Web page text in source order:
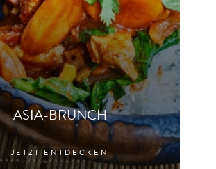
ASIA-BRUNCH
JETZT ENTDECKEN